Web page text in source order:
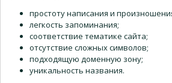
простоту написания и
легкость запоминания;
соответствие тематике сайта;
отсутствие сложных символов;
подходящую доменную зону;
уникальность названия.